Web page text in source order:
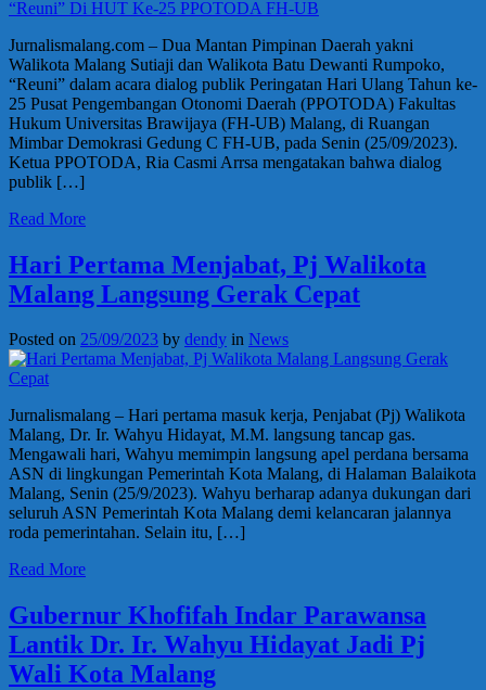
Jurnalismalang.com – Dua Mantan Pimpinan Daerah yakni
Walikota Malang Sutiaji dan Walikota Batu Dewanti Rumpoko,
“Reuni” dalam acara dialog publik Peringatan Hari Ulang Tahun ke-
25 Pusat Pengembangan Otonomi Daerah (PPOTODA) Fakultas
Hukum Universitas Brawijaya (FH-UB) Malang, di Ruangan
Mimbar Demokrasi Gedung C FH-UB, pada Senin (25/09/2023).
Ketua PPOTODA, Ria Casmi Arrsa mengatakan bahwa dialog
publik […]
Read More
Hari Pertama Menjabat, Pj Walikota
Malang Langsung Gerak Cepat
Posted on 25/09/2023 by dendy in News
Jurnalismalang – Hari pertama masuk kerja, Penjabat (Pj) Walikota
Malang, Dr. Ir. Wahyu Hidayat, M.M. langsung tancap gas.
Mengawali hari, Wahyu memimpin langsung apel perdana bersama
ASN di lingkungan Pemerintah Kota Malang, di Halaman Balaikota
Malang, Senin (25/9/2023). Wahyu berharap adanya dukungan dari
seluruh ASN Pemerintah Kota Malang demi kelancaran jalannya
roda pemerintahan. Selain itu, […]
Read More
Gubernur Khofifah Indar Parawansa
Lantik Dr. Ir. Wahyu Hidayat Jadi Pj
Wali Kota Malang